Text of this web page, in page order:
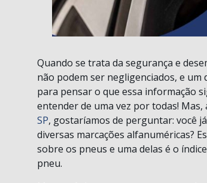
Quando se trata da segurança e
não podem ser negligenciados, e um
para pensar o que essa informação
entender de uma vez por todas!
SP, gostaríamos de perguntar: você
diversas marcações alfanuméricas?
sobre os pneus e uma delas é o
pneu.